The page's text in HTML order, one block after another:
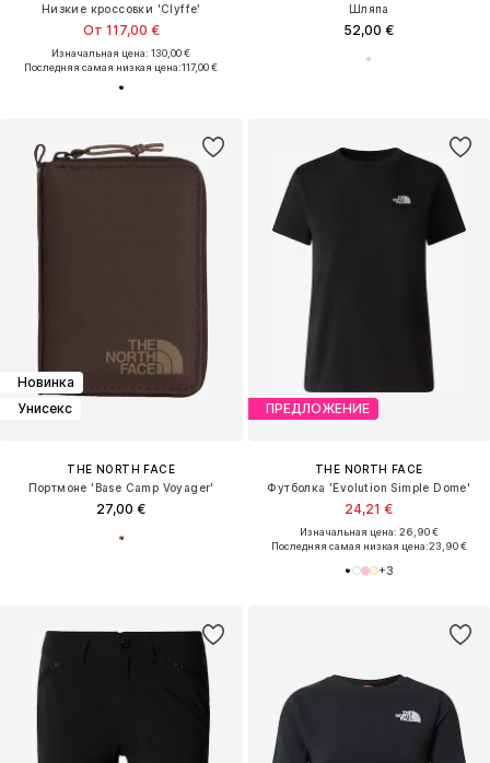
Низкие кроссовки 'Clyffe'
От 117,00 €
Изначальная цена: 130,00 €
Последняя самая низкая цена:117,00 €
Шляпа
52,00 €
Новинка
Унисекс
THE NORTH FACE
Портмоне 'Base Camp Voyager'
27,00 €
ПРЕДЛОЖЕНИЕ
THE NORTH FACE
Футболка 'Evolution Simple Dome'
24,21 €
Изначальная цена: 26,90 €
Последняя самая низкая цена:23,90 €
+3